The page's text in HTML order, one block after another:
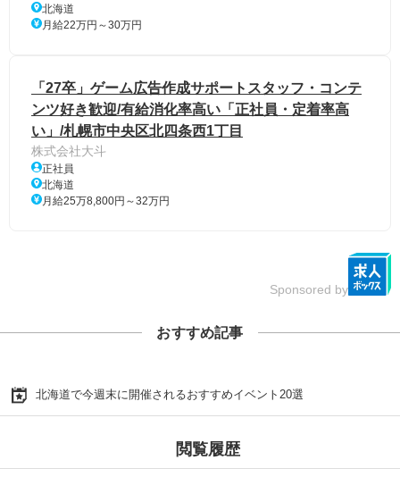
北海道
月給22万円～30万円
「27卒」ゲーム広告作成サポートスタッフ・コンテ
ンツ好き歓迎/有給消化率高い「正社員・定着率高
い」/札幌市中央区北四条西1丁目
株式会社大斗
正社員
北海道
月給25万8,800円～32万円
Sponsored by
おすすめ記事
北海道で今週末に開催されるおすすめイベント20選
閲覧履歴